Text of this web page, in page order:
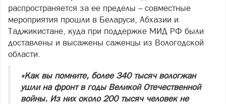
распространяется за ее пределы – совместные
мероприятия прошли в Беларуси, Абхазии и
Таджикистане, куда при поддержке МИД РФ были
доставлены и высажены саженцы из Вологодской
области.
«Как вы помните, более 340 тысяч вологжан
ушли на фронт в годы Великой Отечественной
войны. Из них около 200 тысяч человек не